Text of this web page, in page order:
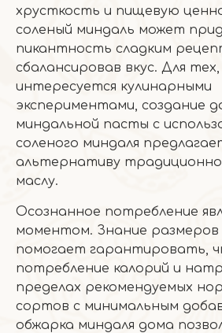
хрусткость и пищевую
соленый миндаль может
пикантность сладким
сбалансировав вкус. Для
интересуется кулинарными
экспериментами, создание
миндальной пасты с
соленого миндаля
альтернативу
маслу.
Осознанное потребление
моментом. Знание размеров
помогает гарантировать,
потребление калорий и
пределах рекомендуемых
сортов с минимальным
обжарка миндаля дома